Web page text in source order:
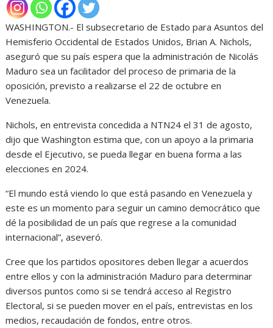
WASHINGTON.- El subsecretario de Estado para Asuntos del
Hemisferio Occidental de Estados Unidos, Brian A. Nichols,
aseguró que su país espera que la administración de Nicolás
Maduro sea un facilitador del proceso de primaria de la
oposición, previsto a realizarse el 22 de octubre en
Venezuela.
Nichols, en entrevista concedida a NTN24 el 31 de agosto,
dijo que Washington estima que, con un apoyo a la primaria
desde el Ejecutivo, se pueda llegar en buena forma a las
elecciones en 2024.
“El mundo está viendo lo que está pasando en Venezuela y
este es un momento para seguir un camino democrático que
dé la posibilidad de un país que regrese a la comunidad
internacional”, aseveró.
Cree que los partidos opositores deben llegar a acuerdos
entre ellos y con la administración Maduro para determinar
diversos puntos como si se tendrá acceso al Registro
Electoral, si se pueden mover en el país, entrevistas en los
medios, recaudación de fondos, entre otros.